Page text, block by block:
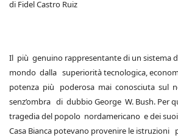
di Fidel Castro Ruiz
Il più genuino rappresentante di un sistema
mondo dalla superiorità tecnologica,
potenza più poderosa mai conosciuta sul
senz’ombra di dubbio George W. Bush. Per
tragedia del popolo nordamericano e dei
Casa Bianca potevano provenire le istruzioni